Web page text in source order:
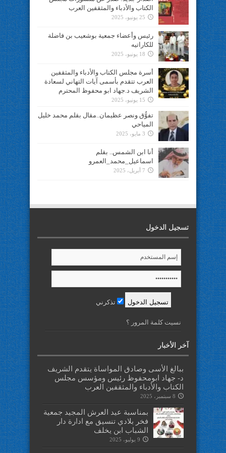
الكتاب والأدباء والمثقفين العرب
25 يونيو، 2025
رئيس وأعضاء جمعية بوشعيب بن فاضلة
للكاراتيه
18 يونيو، 2025
أسرة مجلس الكتاب والأدباء والمثقفين
العرب تتقدم بأسمى آيات التهاني لسعادة
الشريف د.جهاد ابو محفوظ المحترم
15 يونيو، 2025
تفوُّق ونصر عظيمان..مقال بقلم محمد خليل
المياحي
3 مايو، 2025
أنا ابن الشمس.. بقلم
اسماعيل_محمد_العمرو
7 أبريل، 2025
تسجيل الدخول
تذكرني
نسيت كلمة المرور ؟
آخر الأخبار
ببالغ الأسى وصادق المواساة يتقدم الشريف
د- جهاد ابومحفوظ رئيس ومؤسس مجلس
الكتاب والأدباء والمثقفين العرب
8 سبتمبر، 2025
بمناسبة عيد العرش المجيد جمعية
فخر بلادي تنسيق مع ادارة دار
الشباب ابن يخلف
9 يوليو، 2025